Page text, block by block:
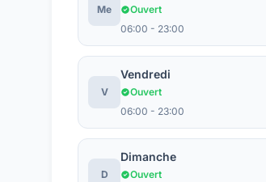
Me
Ouvert
06:00 - 23:00
V
Vendredi
Ouvert
06:00 - 23:00
D
Dimanche
Ouvert